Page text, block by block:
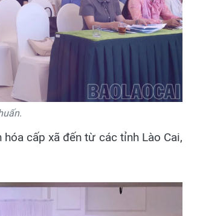
cấp xã đến từ các tỉnh Lào Cai,